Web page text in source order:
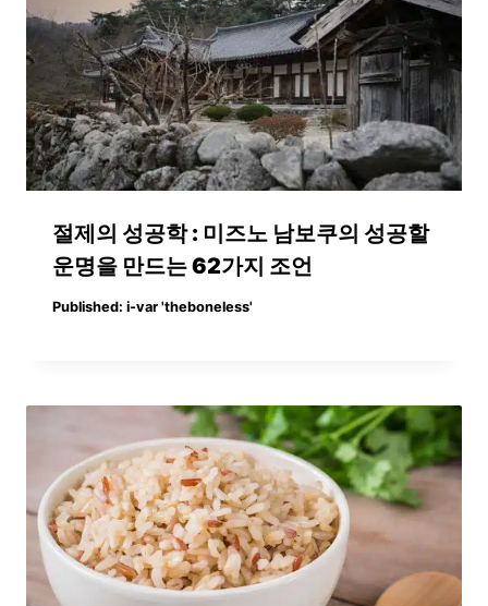
절제의 성공학 : 미즈노 남보쿠의 성공할
운명을 만드는 62가지 조언
Published: i-var 'theboneless'